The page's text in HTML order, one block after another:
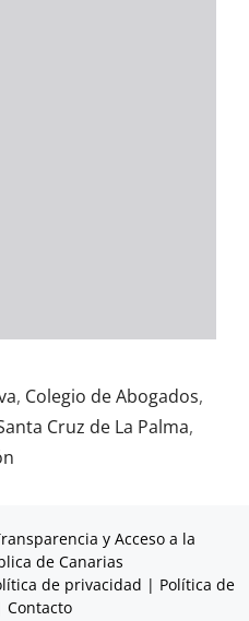
, Colegio de Abogados,
Cruz de La Palma,
y Acceso a la
de Canarias
de privacidad | Política de
Contacto